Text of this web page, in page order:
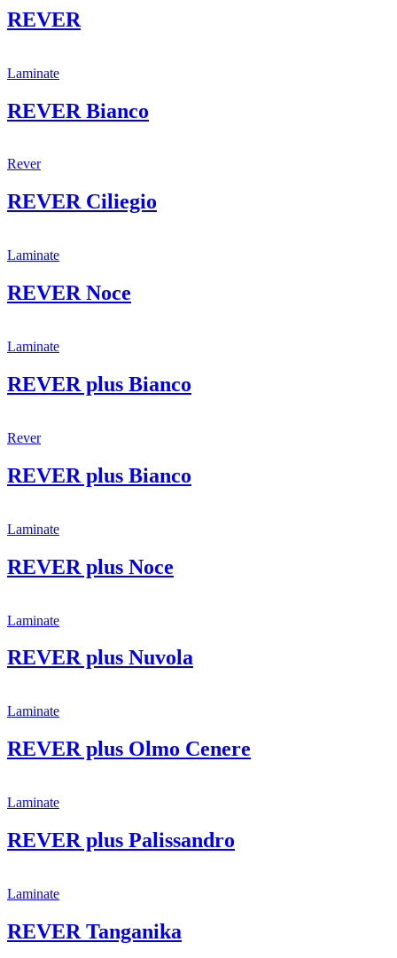
REVER
Laminate
REVER Bianco
Rever
REVER Ciliegio
Laminate
REVER Noce
Laminate
REVER plus Bianco
Rever
REVER plus Bianco
Laminate
REVER plus Noce
Laminate
REVER plus Nuvola
Laminate
REVER plus Olmo Cenere
Laminate
REVER plus Palissandro
Laminate
REVER Tanganika